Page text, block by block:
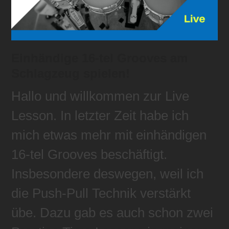
Hallo und willkommen zur Live
Lesson. In letzter Zeit habe ich
mich etwas mehr mit einhändigen
16-tel Grooves beschäftigt.
Insbesondere deswegen, weil ich
die Push-Pull Technik verstärkt
übe. Dazu gab es auch schon zwei